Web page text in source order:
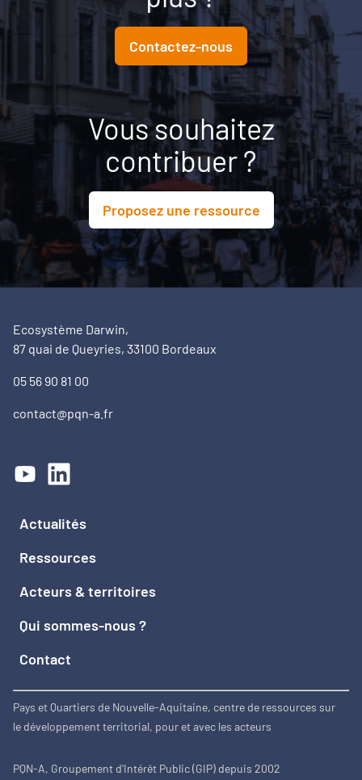
aux conditions nécessaires pour transformer une
ambition politique en projet territorial.
Contactez-nous
Vous souhaitez
contribuer ?
Proposez une ressource
Ecosystème Darwin,
87 quai de Queyries, 33100 Bordeaux
05 56 90 81 00
contact@pqn-a.fr
Actualités
Ressources
Acteurs & territoires
Qui sommes-nous ?
Contact
Pays et Quartiers de Nouvelle-Aquitaine, centre de ressources sur
le développement territorial, pour et avec les acteurs
PQN-A, Groupement d'Intérêt Public (GIP) depuis 2002